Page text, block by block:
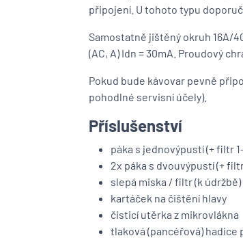
připojení. U tohoto typu
Samostatně jištěný okruh 16A/
(AC, A) Idn = 30mA. Proudový
Pokud bude kávovar pevně
pohodlné servisní účely).
Příslušenství
páka s jednovýpustí (+ filtr
2x páka s dvouvýpustí (+
slepá miska / filtr (k údržbě)
kartáček na čištění hlavy
čisticí utěrka z mikrovlákna
tlaková (pancéřová) hadice